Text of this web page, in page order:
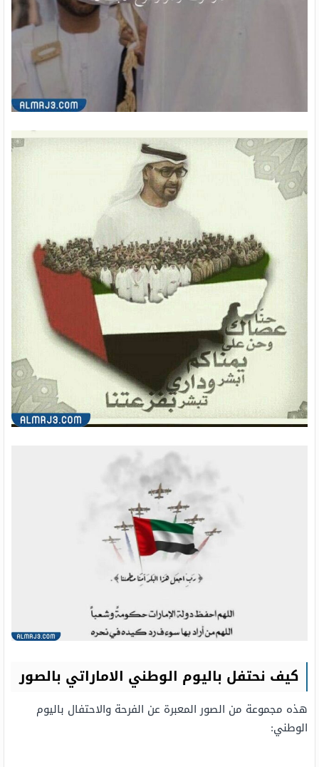
كيف نحتفل باليوم الوطني الاماراتي بالصور
هذه مجموعة من الصور المعبرة عن الفرحة والاحتفال باليوم
الوطني: